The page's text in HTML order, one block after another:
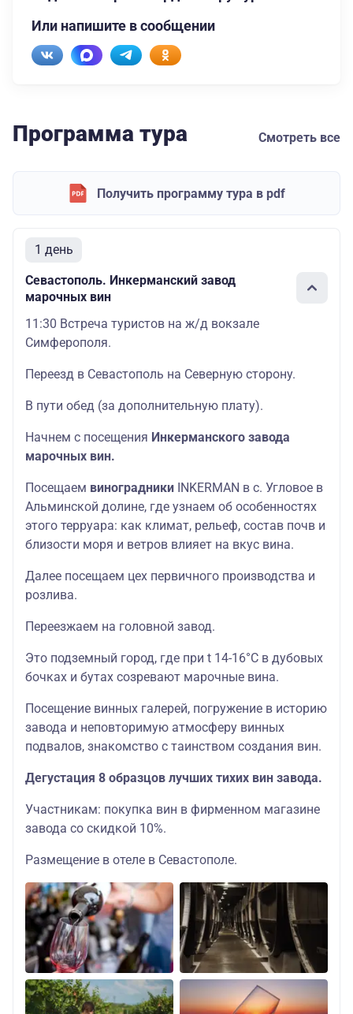
Или напишите в сообщении
Программа тура Смотреть все
Получить программу тура в pdf
1 день
Севастополь. Инкерманский завод
марочных вин
11:30 Встреча туристов на ж/д вокзале
Симферополя.
Переезд в Севастополь на Северную сторону.
В пути обед (за дополнительную плату).
Начнем с посещения Инкерманского завода
марочных вин.
Посещаем виноградники INKERMAN в с. Угловое в
Альминской долине, где узнаем об особенностях
этого терруара: как климат, рельеф, состав почв и
близости моря и ветров влияет на вкус вина.
Далее посещаем цех первичного производства и
розлива.
Переезжаем на головной завод.
Это подземный город, где при t 14-16°С в дубовых
бочках и бутах созревают марочные вина.
Посещение винных галерей, погружение в историю
завода и неповторимую атмосферу винных
подвалов, знакомство с таинством создания вин.
Дегустация 8 образцов лучших тихих вин завода.
Участникам: покупка вин в фирменном магазине
завода со скидкой 10%.
Размещение в отеле в Севастополе.